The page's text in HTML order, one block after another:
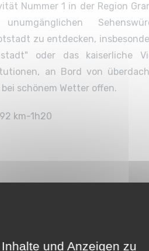
Nummer 1 in der Region
zu entdecken,
oder das kaiserliche
an Bord von
bei schönem Wetter offen.
92 km-1h20
und Anzeigen zu